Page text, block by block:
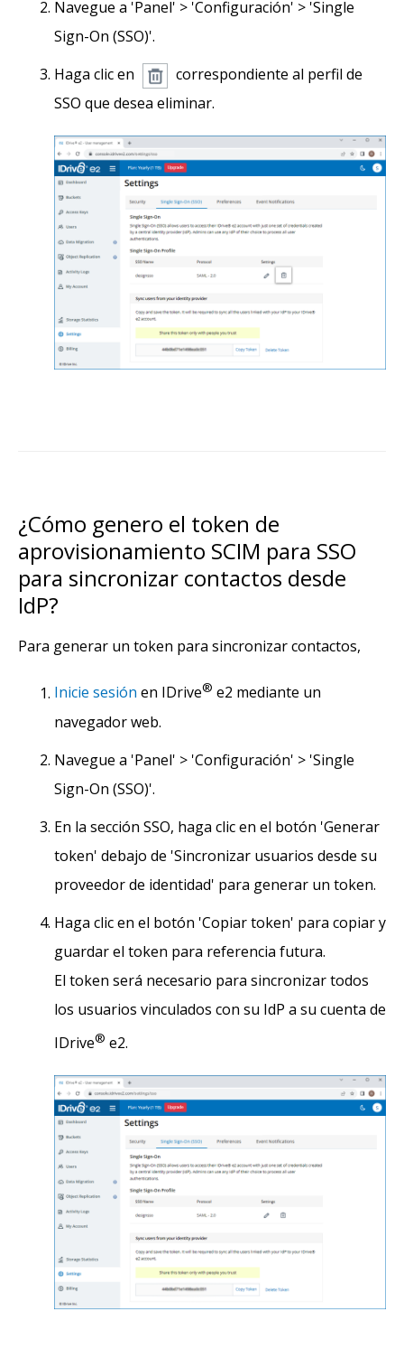
Navegue a 'Panel' > 'Configuración' > 'Single
Sign-On (SSO)'.
Haga clic en
correspondiente al perfil de
SSO que desea eliminar.
¿Cómo genero el token de
aprovisionamiento SCIM para SSO
para sincronizar contactos desde
IdP?
Para generar un token para sincronizar contactos,
Inicie sesión en IDrive® e2 mediante un
navegador web.
Navegue a 'Panel' > 'Configuración' > 'Single
Sign-On (SSO)'.
En la sección SSO, haga clic en el botón 'Generar
token' debajo de 'Sincronizar usuarios desde su
proveedor de identidad' para generar un token.
Haga clic en el botón 'Copiar token' para copiar y
guardar el token para referencia futura.
El token será necesario para sincronizar todos
los usuarios vinculados con su IdP a su cuenta de
IDrive® e2.